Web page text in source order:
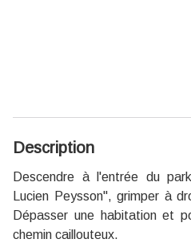
Description
Descendre à l'entrée du
Lucien Peysson'', grimper à
Dépasser une habitation et
chemin caillouteux.